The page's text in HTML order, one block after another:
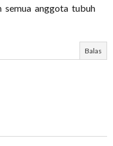
semua anggota tubuh
Balas